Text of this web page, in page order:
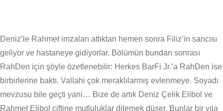
Deniz’le Rahmet imzaları attıktan hemen sonra Filiz’in sancısı
geliyor ve hastaneye gidiyorlar. Bölümün bundan sonrası
RahDen için şöyle özetlenebilir: Herkes BarFi Jr.’a RahDen ise
birbirlerine baktı. Vallahi çok meraklılarmış evlenmeye. Soyadı
mevzusu bile geçti yani… Bize de artık Deniz Çelik Elibol ve
Rahmet Elibol çiftine mutluluklar dilemek düşer. Bunlar bir yıla